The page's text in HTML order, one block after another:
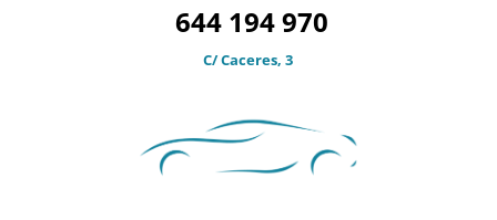
644 194 970
C/ Caceres, 3